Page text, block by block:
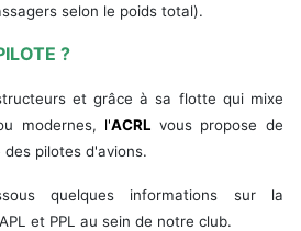
selon le poids total).
?
et grâce à sa flotte qui mixe
modernes, l'ACRL vous propose de
pilotes d'avions.
quelques informations sur la
et PPL au sein de notre club.